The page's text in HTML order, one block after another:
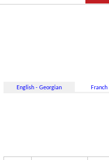
English - Georgian